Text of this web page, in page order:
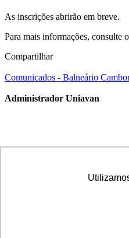
As inscrições abrirão em breve.
Para mais informações, consulte
Compartilhar
Comunicados - Balneário
Administrador Uniavan